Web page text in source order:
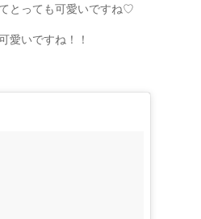
とっても可愛いですね♡
愛いですね！！